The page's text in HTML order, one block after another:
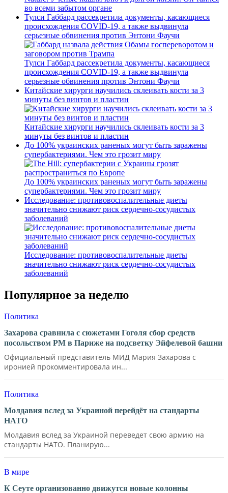
во всеми забытом органе
Тулси Габбард рассекретила документы, касающиеся
происхождения COVID-19, а также выдвинула
серьезные обвинения против Энтони Фаучи
Тулси Габбард рассекретила документы, касающиеся
происхождения COVID-19, а также выдвинула
серьезные обвинения против Энтони Фаучи
Китайские хирурги научились склеивать кости за 3
минуты без винтов и пластин
Китайские хирурги научились склеивать кости за 3
минуты без винтов и пластин
До 100% украинских раненых могут быть заражены
супербактериями. Чем это грозит миру
До 100% украинских раненых могут быть заражены
супербактериями. Чем это грозит миру
Исследование: противовоспалительные диеты
значительно снижают риск сердечно-сосудистых
заболеваний
Исследование: противовоспалительные диеты
значительно снижают риск сердечно-сосудистых
заболеваний
Популярное за неделю
Политика
Захарова сравнила с сюжетами Гоголя сбор средств
посольством РМ в Париже на подсветку Эйфелевой башни
Официальный представитель МИД Мария Захарова с
иронией прокомментировала ин...
Политика
Молдавия вслед за Украиной перейдёт на стандарты
НАТО
Молдавия вслед за Украиной переведет свою армию на
стандарты НАТО. Планирую...
В мире
К Сеуте организованно движутся новые колонны